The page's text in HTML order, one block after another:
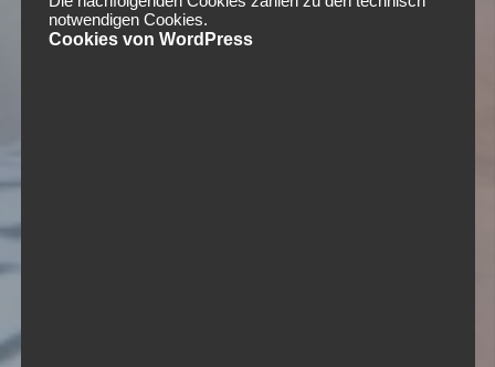
notwendigen Cookies.
Cookies von WordPress